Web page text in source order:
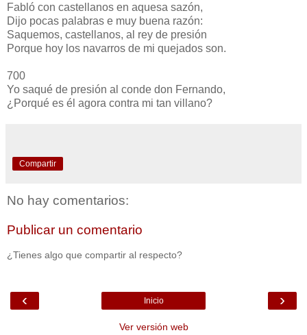
Fabló con castellanos en aquesa sazón,
Dijo pocas palabras e muy buena razón:
Saquemos, castellanos, al rey de presión
Porque hoy los navarros de mi quejados son.
700
Yo saqué de presión al conde don Fernando,
¿Porqué es él agora contra mi tan villano?
Compartir
No hay comentarios:
Publicar un comentario
¿Tienes algo que compartir al respecto?
‹ ›
Inicio
Ver versión web